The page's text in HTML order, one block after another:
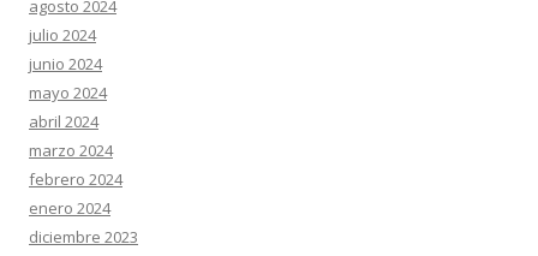
agosto 2024
julio 2024
junio 2024
mayo 2024
abril 2024
marzo 2024
febrero 2024
enero 2024
diciembre 2023